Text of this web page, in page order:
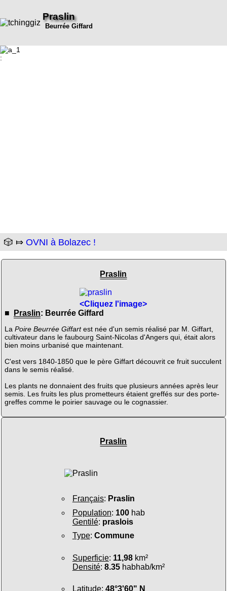
Praslin
Beurrée Giffard
:
🎲 ⤇ OVNI à Bolazec !
Praslin
<Cliquez l'image>
■
Praslin: Beurrée Giffard
La Poire Beurrée Giffartest née d'un semis réalisé par M. Giffart,
cultivateur dans le faubourg Saint-Nicolas d'Angers qui, était alors
bien moins urbanisé que maintenant.
C'est vers 1840-1850 que le père Giffart découvrit ce fruit succulent
dans le semis réalisé.
Les plants ne donnaient des fruits que plusieurs années après leur
semis. Les fruits les plus prometteurs étaient greffés sur des porte-
greffes comme le poirier sauvage ou le cognassier.
Praslin
Français: Praslin
Population: 100hab
Gentilé: praslois
Type: Commune
Superficie: 11,98km²
Densité: 8.35habhab/km²
Latitude: 48°3'60" N